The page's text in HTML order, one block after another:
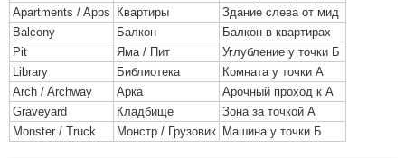
Apartments / Apps
Квартиры
Здание слева от мид
Balcony
Балкон
Балкон в квартирах
Pit
Яма / Пит
Углубление у точки Б
Library
Библиотека
Комната у точки А
Arch / Archway
Арка
Арочный проход к А
Graveyard
Кладбище
Зона за точкой А
Monster / Truck
Монстр / Грузовик Машина у точки Б